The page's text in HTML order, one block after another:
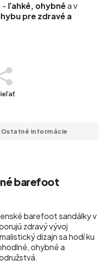
ľahké, ohybnéa v
pre zdravé a
Ostatné informácie
barefoot
barefoot sandálky v
zdravý vývoj
dizajn sa hodí ku
ohybné a